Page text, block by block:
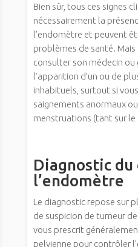
Bien sûr, tous ces signes
nécessairement la
l’endomètre et peuvent
problèmes de santé.
consulter son médecin ou
l’apparition d’un ou de
inhabituels, surtout si
saignements anormaux
menstruations (tant sur le
Diagnostic du
l’endomètre
Le diagnostic repose sur
de suspicion de tumeur
vous prescrit
pelvienne pour contrôler